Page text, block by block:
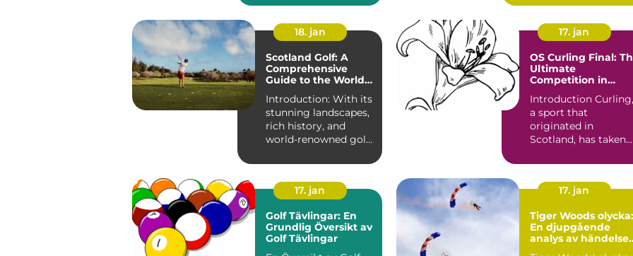
av världen...
pres...
18. jan
Scotland Golf: A
Comprehensive
Guide to the Worlds
Introduction: With its
stunning landscapes,
rich history, and
world-renowned golf
17. jan
OS Curling Final:
Ultimate
Competition in
Introduction Curling,
a sport that
originated in
Scotland, has taken
with its str...
17. jan
Golf Tävlingar: En
Grundlig Översikt av
Golf Tävlingar
17. jan
Tiger Woods olycka:
En djupgående
analys av